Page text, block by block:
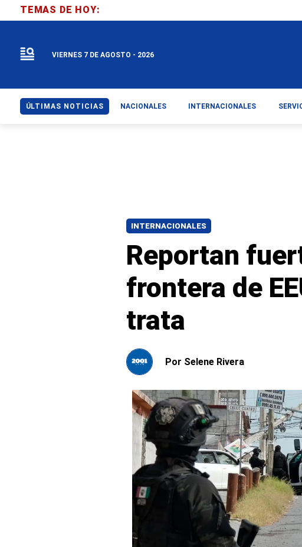
INTERNACIONALES
Reportan
frontera de
trata
Por Selene Rivera
TEMAS DE HOY:
VIERNES 7 DE AGOSTO - 2026
ÚLTIMAS NOTICIAS NACIONALES INTERNACIONALES